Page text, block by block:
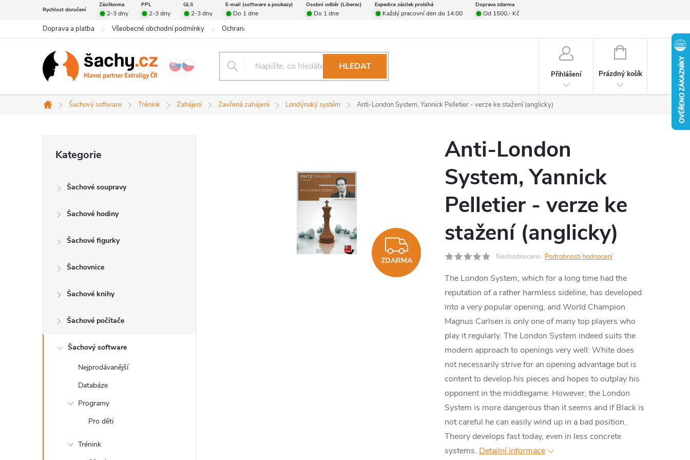
obsah
Rychlost doručení
Zásilkovna PPL GLS E-mail (software a poukazy) Osobní odběr (Liberec) Expedice zásilek probíhá Doprava zdarma
2-3 dny 2-3 dny 2-3 dny Do 1 dne Do 1 dne Každý pracovní den do 14:00 Od 1500,- Kč
Doprava a platba Všeobecné obchodní podmínky Ochrana osobních údajů
HLEDAT
Přihlášení
NÁKUPNÍ
Prázdný košík
Domů
Šachový software Trénink Zahájení Zavřená zahájení Londýnský systém Anti-London System, Yannick Pelletier - verze ke stažení (anglicky)
n
kategorie
Kategorie
Šachové soupravy
Šachové hodiny
Šachové figurky
Šachovnice
Šachové knihy
Šachové počítače
Šachový software
Nejprodávanější
Databáze
Programy
Pro děti
Trénink
ZDARMA
ZDARMA
Anti-London
System, Yannick
Pelletier - verze ke
stažení (anglicky)
Neohodnoceno Podrobnosti hodnocení
The London System, which for a long time had the
reputation of a rather harmless sideline, has developed
into a very popular opening, and World Champion
Magnus Carlsen is only one of many top players who
play it regularly. The London System indeed suits the
modern approach to openings very well: White does
not necessarily strive for an opening advantage but is
content to develop his pieces and hopes to outplay his
opponent in the middlegame. However, the London
System is more dangerous than it seems and if Black is
not careful he can easily wind up in a bad position.
Theory develops fast today, even in less concrete
systems. Detailní informace